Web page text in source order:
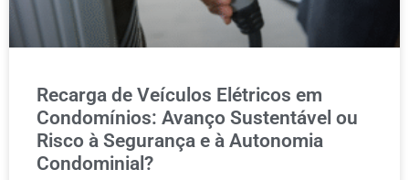
Recarga de Veículos Elétricos em
Condomínios: Avanço Sustentável ou
Risco à Segurança e à Autonomia
Condominial?